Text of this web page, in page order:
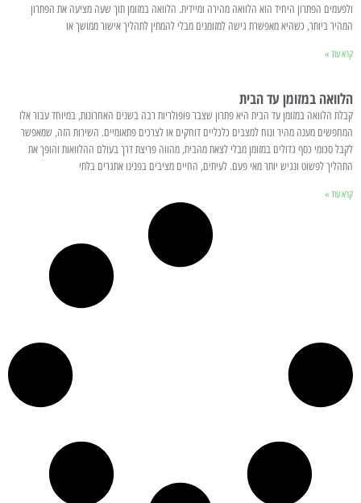
ולפעמים הפתרון היחיד הוא הלוואה מהירה ומיידית. הלוואה במזומן תוך שעה מציעה את הפתרון
המהיר ביותר, כשהיא מאפשרת גישה למזומנים מבלי להמתין לתהליך אישור ממושך או
קרא עוד »
הלוואה במזומן עד הבית
קבלת הלוואה במזומן עד הבית היא פתרון שצבר פופולריות רבה בשנים האחרונות, במיוחד עבור אלו
המחפשים מענה מהיר ונוח למצבים כלכליים דוחקים או לצרכים פתאומיים. השירות הזה, שמאפשר
לקבל סכומי כסף גדולים במזומן מבלי לצאת מהבית, מהווה פריצת דרך בעולם ההלוואות והופך את
התהליך לפשוט ונגיש יותר מאי פעם. לעיתים, החיים מציבים בפנינו אתגרים בלתי
קרא עוד »